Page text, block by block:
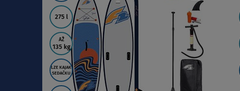
275 l
AŽ
135 kg
LZE KAJAK
SEDAČKU